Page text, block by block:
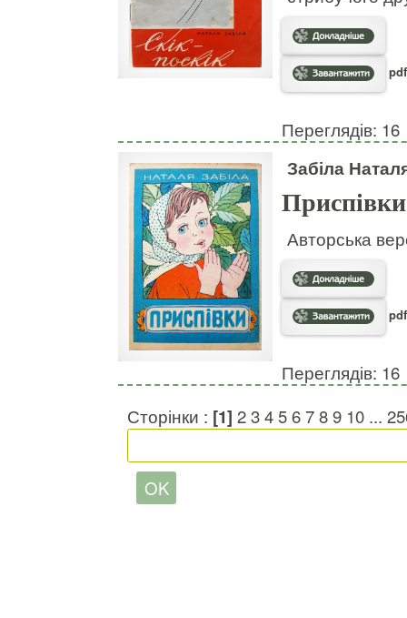
Переглядів: 16
Забіла
Приспівки
Авторська
Переглядів: 16
Сторінки : [1] 23456789 10 ...